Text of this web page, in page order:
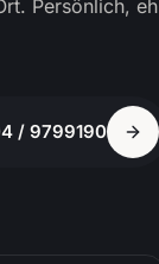
Persönlich,
/ 9799190